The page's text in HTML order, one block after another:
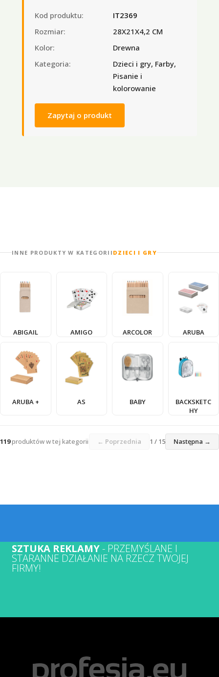
Kod produktu:
IT2369
Rozmiar:
28X21X4,2 CM
Kolor:
Drewna
Kategoria:
Dzieci i gry, Farby,
Pisanie i
kolorowanie
Zapytaj o produkt
INNE PRODUKTY W KATEGORII DZIECI I GRY
ABIGAIL AMIGO ARCOLOR ARUBA
ARUBA + AS BABY
BACKSKETC
HY
119produktów w tej kategorii ← Poprzednia 1 / 15 Następna →
SZTUKA REKLAMY- PRZEMYŚLANE I
STARANNE DZIAŁANIE NA RZECZ TWOJEJ
FIRMY!